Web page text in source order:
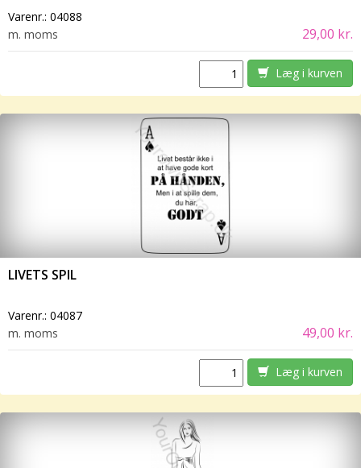
Varenr.: 04088
m. moms
29,00 kr.
Læg i kurven
LIVETS SPIL
Varenr.: 04087
m. moms
49,00 kr.
Læg i kurven